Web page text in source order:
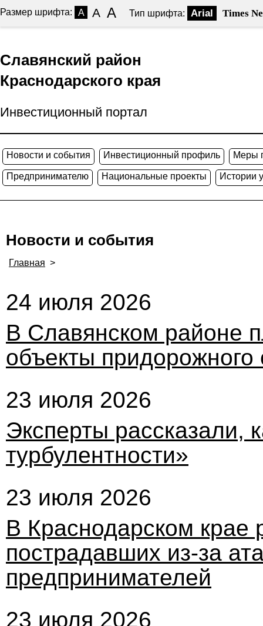
Размер шрифта: A A A Тип шрифта: Arial Times
Славянский район
Краснодарского края
Инвестиционный портал
Новости и события Инвестиционный профиль Меры
Предпринимателю Национальные проекты Истории
Новости и события
Главная >
24 июля 2026
В Славянском районе
объекты придорожного
23 июля 2026
Эксперты рассказали,
турбулентности»
23 июля 2026
В Краснодарском крае
пострадавших из-за
предпринимателей
23 июля 2026